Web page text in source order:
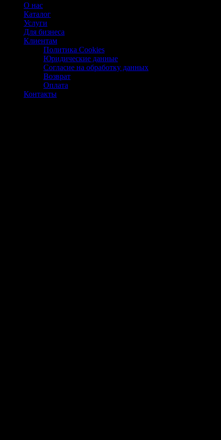
О нас
Каталог
Услуги
Для бизнеса
Клиентам
Политика Cookies
Юридические данные
Согласие на обработку данных
Возврат
Оплата
Контакты